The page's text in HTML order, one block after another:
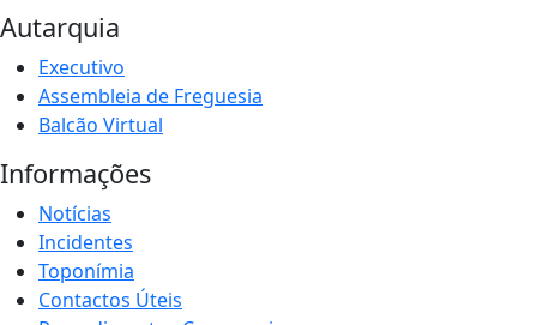
Autarquia
Executivo
Assembleia de Freguesia
Balcão Virtual
Informações
Notícias
Incidentes
Toponímia
Contactos Úteis